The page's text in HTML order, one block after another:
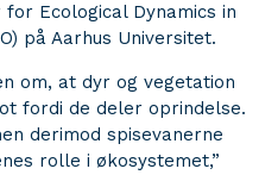
Ecological Dynamics in
på Aarhus Universitet.
om, at dyr og vegetation
fordi de deler oprindelse.
derimod spisevanerne
rolle i økosystemet,”